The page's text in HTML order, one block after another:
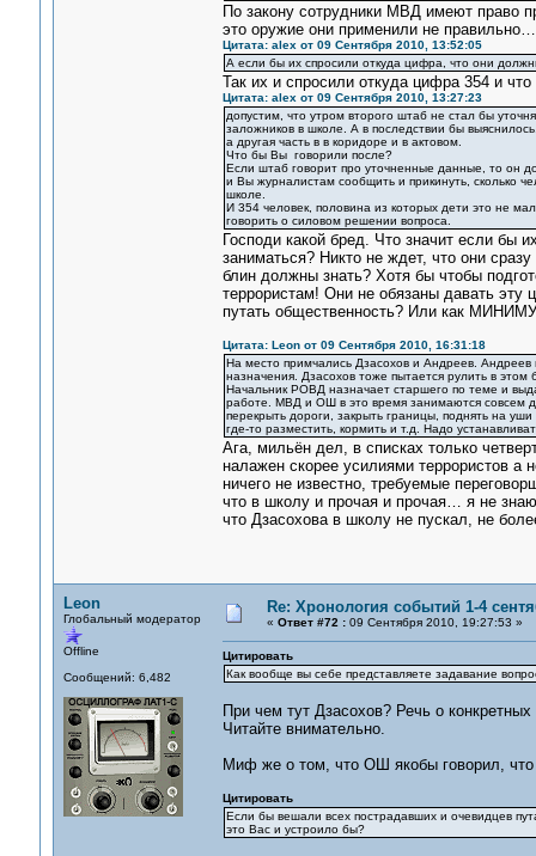
По закону сотрудники МВД имеют право
это оружие они применили не правильно…
Цитата: alex от 09 Сентября 2010, 13:52:05
А если бы их спросили откуда цифра, что они
Так их и спросили откуда цифра 354 и что
Цитата: alex от 09 Сентября 2010, 13:27:23
допустим, что утром второго штаб не стал бы
заложников в школе. А в последствии бы
а другая часть в в коридоре и в актовом.
Что бы Вы говорили после?
Если штаб говорит про уточненные данные, то он
и Вы журналистам сообщить и прикинуть, сколько
школе.
И 354 человек, половина из которых дети это не
говорить о силовом решении вопроса.
Господи какой бред. Что значит если бы
заниматься? Никто не ждет, что они
блин должны знать? Хотя бы чтобы
террористам! Они не обязаны давать эту
путать общественность? Или как
Цитата: Leon от 09 Сентября 2010, 16:31:18
На место примчались Дзасохов и Андреев. Андреев
назначения. Дзасохов тоже пытается рулить в
Начальник РОВД назначает старшего по теме и
работе. МВД и ОШ в это время занимаются совсем
перекрыть дороги, закрыть границы, поднять на
где-то разместить, кормить и т.д. Надо
Ага, мильён дел, в списках только
налажен скорее усилиями террористов а
ничего не известно, требуемые
что в школу и прочая и прочая… я не
что Дзасохова в школу не пускал, не
Leon
Глобальный модератор
Offline
Сообщений: 6,482
Re: Хронология событий 1-4
« Ответ #72 :09 Сентября 2010, 19:27:53 »
Цитировать
Как вообще вы себе представляете задавание
При чем тут Дзасохов? Речь о
Читайте внимательно.
Миф же о том, что ОШ якобы говорил, что
Цитировать
Если бы вешали всех пострадавших и очевидцев
это Вас и устроило бы?